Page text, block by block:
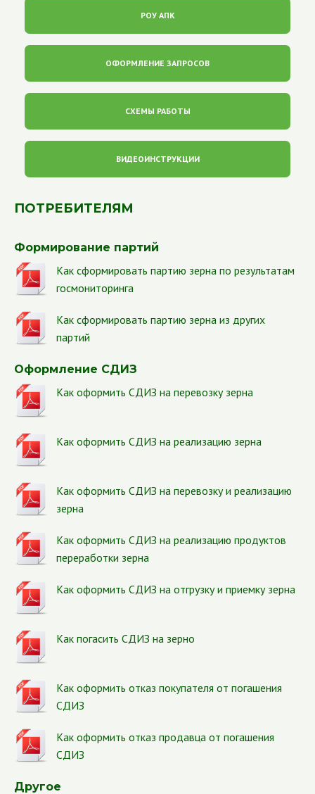
РОУ АПК
ОФОРМЛЕНИЕ ЗАПРОСОВ
СХЕМЫ РАБОТЫ
ВИДЕОИНСТРУКЦИИ
ПОТРЕБИТЕЛЯМ
Формирование партий
Как сформировать партию зерна по результатам
госмониторинга
Как сформировать партию зерна из других
партий
Оформление СДИЗ
Как оформить СДИЗ на перевозку зерна
Как оформить СДИЗ на реализацию зерна
Как оформить СДИЗ на перевозку и реализацию
зерна
Как оформить СДИЗ на реализацию продуктов
переработки зерна
Как оформить СДИЗ на отгрузку и приемку зерна
Как погасить СДИЗ на зерно
Как оформить отказ покупателя от погашения
СДИЗ
Как оформить отказ продавца от погашения
СДИЗ
Другое